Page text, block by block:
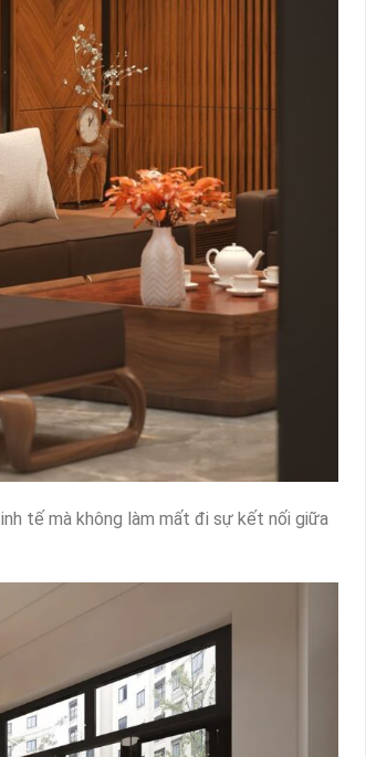
tế mà không làm mất đi sự kết nối giữa